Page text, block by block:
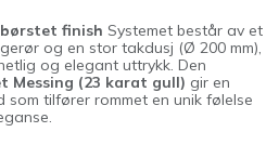
finish Systemet består av et
og en stor takdusj (Ø 200 mm),
og elegant uttrykk. Den
Messing (23 karat gull) gir en
som tilfører rommet en unik følelse